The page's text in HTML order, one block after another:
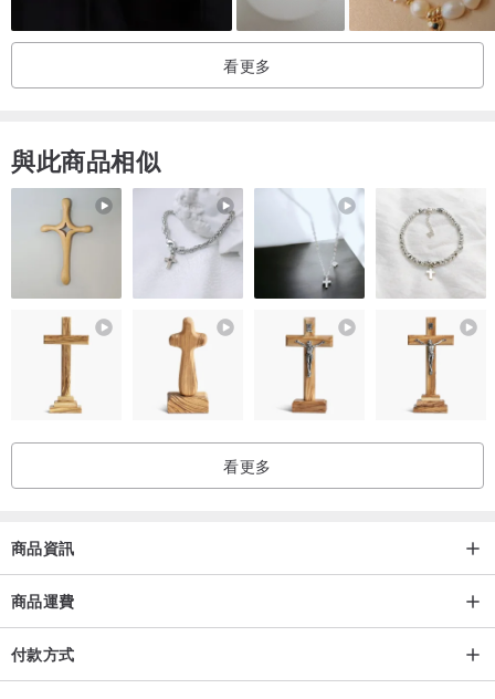
看更多
與此商品相似
看更多
商品資訊
商品運費
付款方式